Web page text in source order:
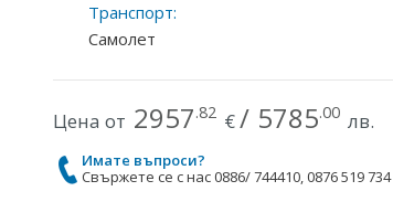
Транспорт:
Самолет
Цена от 2957.82 €/ 5785.00 лв.
Имате въпроси?
Свържете се с нас 0886/ 744410, 0876 519 734